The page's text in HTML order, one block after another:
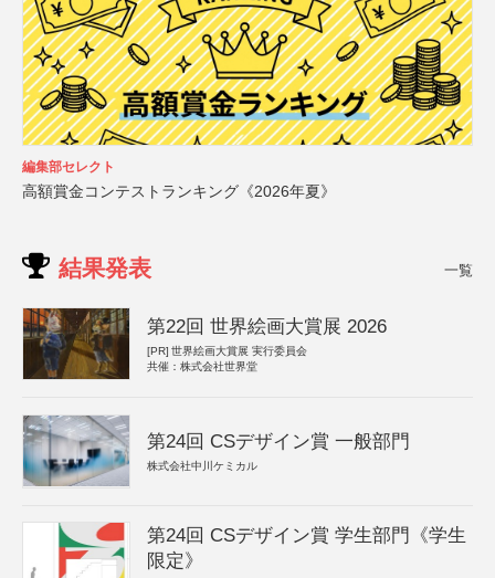
編集部セレクト
高額賞金コンテストランキング《2026年夏》
結果発表 一覧
第22回 世界絵画大賞展 2026
[PR] 世界絵画大賞展 実行委員会
共催：株式会社世界堂
第24回 CSデザイン賞 一般部門
株式会社中川ケミカル
第24回 CSデザイン賞 学生部門《学生
限定》